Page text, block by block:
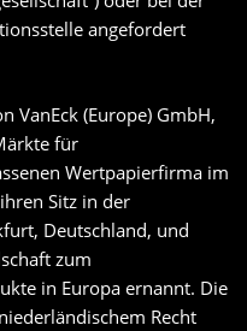
angefordert
VanEck (Europe) GmbH,
für
Wertpapierfirma im
Sitz in der
Deutschland, und
zum
in Europa ernannt. Die
Recht